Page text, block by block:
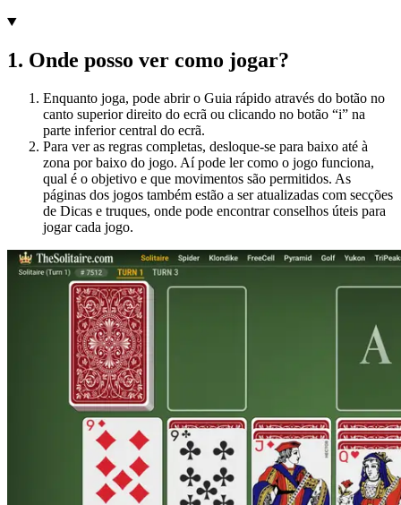
1. Onde posso ver como jogar?
Enquanto joga, pode abrir o Guia rápido através do botão no
canto superior direito do ecrã ou clicando no botão “i” na
parte inferior central do ecrã.
Para ver as regras completas, desloque-se para baixo até à
zona por baixo do jogo. Aí pode ler como o jogo funciona,
qual é o objetivo e que movimentos são permitidos. As
páginas dos jogos também estão a ser atualizadas com secções
de Dicas e truques, onde pode encontrar conselhos úteis para
jogar cada jogo.